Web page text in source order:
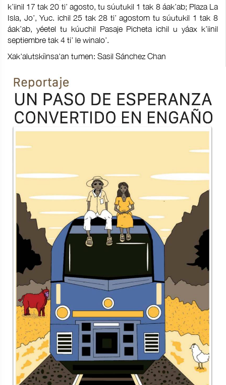
k’iinil 17 tak 20 ti’ agosto, tu súutukil 1 tak 8 áak’ab; Plaza La
Isla, Jo’, Yuc. ichil 25 tak 28 ti’ agostom tu súutukil 1 tak 8
áak’ab, yéetel tu kúuchil Pasaje Picheta ichil u yáax k’iinil
septiembre tak 4 ti’ le winalo’.
Xak'alutskíinsa'an tumen: Sasil Sánchez Chan